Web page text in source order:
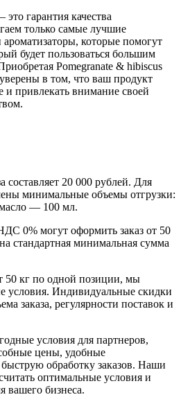
гарантия качества
только самые лучшие
которые помогут
будет пользоваться большим
Pomegranate & hibiscus
в том, что ваш продукт
и привлекать внимание своей
составляет 20 000 рублей. Для
минимальные объемы отгрузки:
— 100 мл.
0% могут оформить заказ от 50
стандартная минимальная сумма
50 кг по одной позиции, мы
условия. Индивидуальные скидки
заказа, регулярности поставок и
условия для партнеров,
цены, удобные
обработку заказов. Наши
оптимальные условия и
вашего бизнеса.